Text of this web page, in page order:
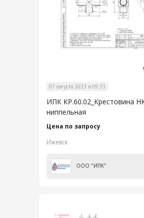
07 августа 2023 в 09:33
ИПК КР.60.02_Крестовина
ниппельная
Цена по запросу
Ижевск
ООО "ИПК"